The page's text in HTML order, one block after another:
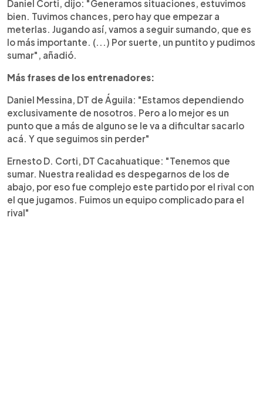
Daniel Corti, dijo: "Generamos situaciones, estuvimos
bien. Tuvimos chances, pero hay que empezar a
meterlas. Jugando así, vamos a seguir sumando, que es
lo más importante. (...) Por suerte, un puntito y pudimos
sumar", añadió.
Más frases de los entrenadores:
Daniel Messina, DT de Águila: "Estamos dependiendo
exclusivamente de nosotros. Pero a lo mejor es un
punto que a más de alguno se le va a dificultar sacarlo
acá. Y que seguimos sin perder"
Ernesto D. Corti, DT Cacahuatique: "Tenemos que
sumar. Nuestra realidad es despegarnos de los de
abajo, por eso fue complejo este partido por el rival con
el que jugamos. Fuimos un equipo complicado para el
rival"